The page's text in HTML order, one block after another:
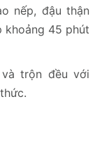
nếp, đậu thận
khoảng 45 phút
trộn đều với